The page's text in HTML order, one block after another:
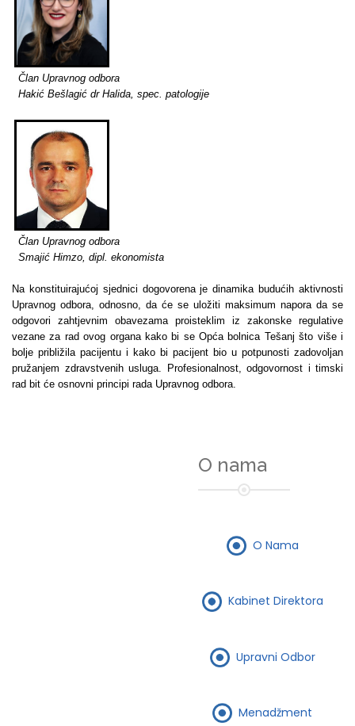
Član Upravnog odbora
Hakić Bešlagić dr Halida, spec. patologije
Član Upravnog odbora
Smajić Himzo, dipl. ekonomista
Na konstituirajućoj sjednici dogovorena je dinamika budućih aktivnosti
Upravnog odbora, odnosno, da će se uložiti maksimum napora da se
odgovori zahtjevnim obavezama proisteklim iz zakonske regulative
vezane za rad ovog organa kako bi se Opća bolnica Tešanj što više i
bolje približila pacijentu i kako bi pacijent bio u potpunosti zadovoljan
pružanjem zdravstvenih usluga. Profesionalnost, odgovornost i timski
rad bit će osnovni principi rada Upravnog odbora.
O nama
O Nama
Kabinet Direktora
Upravni Odbor
Menadžment